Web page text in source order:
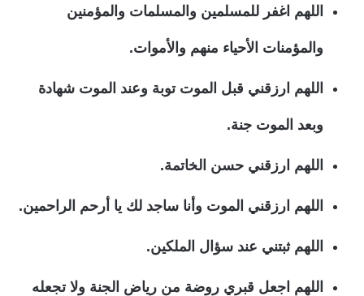
اللهم اغفر للمسلمين والمسلمات والمؤمنين
والمؤمنات الأحياء منهم والأموات.
اللهم ارزقني قبل الموت توبة وعند الموت شهادة
وبعد الموت جنة.
اللهم ارزقني حسن الخاتمة.
اللهم ارزقني الموت وأنا ساجد لك يا أرحم الراحمين.
اللهم ثبتني عند سؤال الملكين.
اللهم اجعل قبري روضة من رياض الجنة ولا تجعله